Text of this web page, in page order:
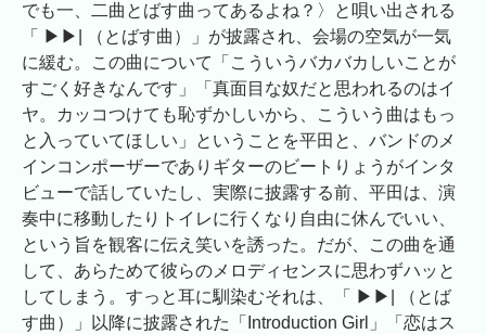
でも一、二曲とばす曲ってあるよね？〉と唄い出される
「 ▶︎▶︎| （とばす曲）」が披露され、会場の空気が一気
に緩む。この曲について「こういうバカバカしいことが
すごく好きなんです」「真面目な奴だと思われるのはイ
ヤ。カッコつけても恥ずかしいから、こういう曲はもっ
と入っていてほしい」ということを平田と、バンドのメ
インコンポーザーでありギターのビートりょうがインタ
ビューで話していたし、実際に披露する前、平田は、演
奏中に移動したりトイレに行くなり自由に休んでいい、
という旨を観客に伝え笑いを誘った。だが、この曲を通
して、あらためて彼らのメロディセンスに思わずハッと
してしまう。すっと耳に馴染むそれは、「 ▶︎▶︎| （とば
す曲）」以降に披露された「Introduction Girl」「恋はス